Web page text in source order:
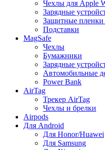
Чехлы для Apple
Зарядные
Защитные пленки
Подставки
MagSafe
Чехлы
Бумажники
Зарядные
Автомобильные
Power Bank
AirTag
Трекер AirTag
Чехлы и брелки
Airpods
Для Android
Для Honor/Huawei
Для Samsung